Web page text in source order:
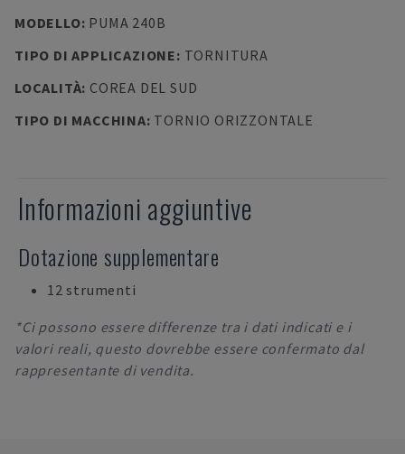
MODELLO: PUMA 240B
TIPO DI APPLICAZIONE: TORNITURA
LOCALITÀ: COREA DEL SUD
TIPO DI MACCHINA: TORNIO ORIZZONTALE
Informazioni aggiuntive
Dotazione supplementare
12 strumenti
*Ci possono essere differenze tra i dati indicati e i
valori reali, questo dovrebbe essere confermato dal
rappresentante di vendita.